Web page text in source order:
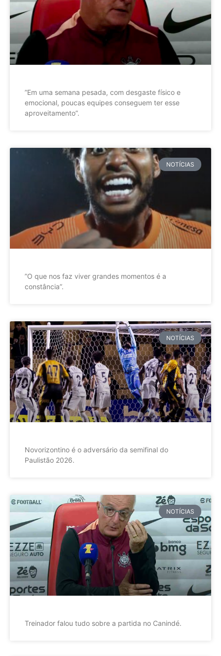
”Em uma semana pesada, com desgaste físico e
emocional, poucas equipes conseguem ter esse
aproveitamento”.
NOTÍCIAS
”O que nos faz viver grandes momentos é a
constância”.
NOTÍCIAS
Novorizontino é o adversário da semifinal do
Paulistão 2026.
NOTÍCIAS
Treinador falou tudo sobre a partida no Canindé.